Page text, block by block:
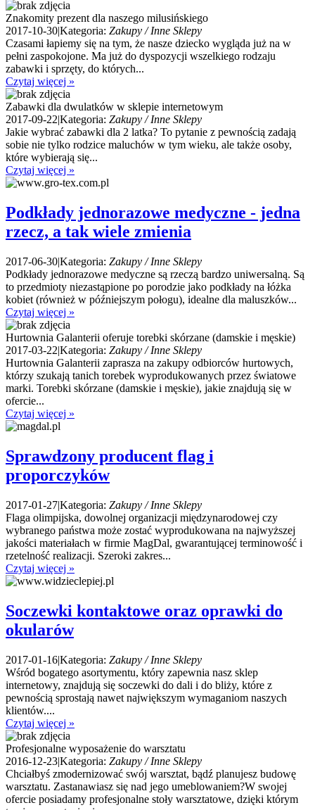
Znakomity prezent dla naszego milusińskiego
2017-10-30|Kategoria: Zakupy / Inne Sklepy
Czasami łapiemy się na tym, że nasze dziecko wygląda już na w
pełni zaspokojone. Ma już do dyspozycji wszelkiego rodzaju
zabawki i sprzęty, do których...
Czytaj więcej »
Zabawki dla dwulatków w sklepie internetowym
2017-09-22|Kategoria: Zakupy / Inne Sklepy
Jakie wybrać zabawki dla 2 latka? To pytanie z pewnością zadają
sobie nie tylko rodzice maluchów w tym wieku, ale także osoby,
które wybierają się...
Czytaj więcej »
Podkłady jednorazowe medyczne - jedna
rzecz, a tak wiele zmienia
2017-06-30|Kategoria: Zakupy / Inne Sklepy
Podkłady jednorazowe medyczne są rzeczą bardzo uniwersalną. Są
to przedmioty niezastąpione po porodzie jako podkłady na łóżka
kobiet (również w późniejszym połogu), idealne dla maluszków...
Czytaj więcej »
Hurtownia Galanterii oferuje torebki skórzane (damskie i męskie)
2017-03-22|Kategoria: Zakupy / Inne Sklepy
Hurtownia Galanterii zaprasza na zakupy odbiorców hurtowych,
którzy szukają tanich torebek wyprodukowanych przez światowe
marki. Torebki skórzane (damskie i męskie), jakie znajdują się w
ofercie...
Czytaj więcej »
Sprawdzony producent flag i
proporczyków
2017-01-27|Kategoria: Zakupy / Inne Sklepy
Flaga olimpijska, dowolnej organizacji międzynarodowej czy
wybranego państwa może zostać wyprodukowana na najwyższej
jakości materiałach w firmie MagDal, gwarantującej terminowość i
rzetelność realizacji. Szeroki zakres...
Czytaj więcej »
Soczewki kontaktowe oraz oprawki do
okularów
2017-01-16|Kategoria: Zakupy / Inne Sklepy
Wśród bogatego asortymentu, który zapewnia nasz sklep
internetowy, znajdują się soczewki do dali i do bliży, które z
pewnością sprostają nawet największym wymaganiom naszych
klientów....
Czytaj więcej »
Profesjonalne wyposażenie do warsztatu
2016-12-23|Kategoria: Zakupy / Inne Sklepy
Chciałbyś zmodernizować swój warsztat, bądź planujesz budowę
warsztatu. Zastanawiasz się nad jego umeblowaniem?W swojej
ofercie posiadamy profesjonalne stoły warsztatowe, dzięki którym